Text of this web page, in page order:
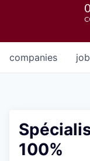
0
companies
100%